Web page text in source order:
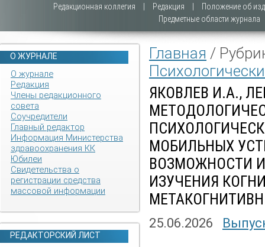
Редакционная коллегия Редакция
Положение об
Предметные области журнала
О ЖУРНАЛЕ
О журнале
Редакция
Члены редакционного
совета
Соучредители
Главный редактор
Информация Министерства
здравоохранения КК
Юбилеи
Свидетельства о
регистрации средства
массовой информации
РЕДАКТОРСКИЙ ЛИСТ
Главная /
ЯКОВЛЕВ И.А.,
МОБИЛЬНЫХ
ВОЗМОЖНОСТИ
ИЗУЧЕНИЯ
25.06.2026